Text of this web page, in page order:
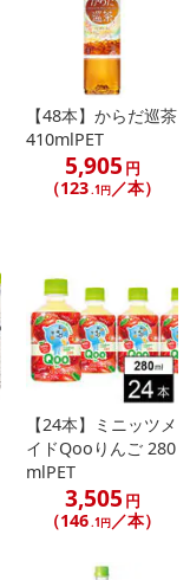
【48本】からだ巡茶
410mlPET
5,905 円
（123.1円／本）
【24本】ミニッツメ
イドQooりんご 280
mlPET
3,505 円
（146.1円 ／本）